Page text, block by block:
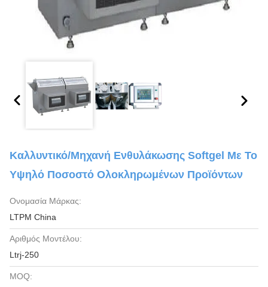
Καλλυντικό/μηχανή Ενθυλάκωσης Softgel Με Το
Υψηλό Ποσοστό Ολοκληρωμένων Προϊόντων
Ονομασία Μάρκας:
LTPM China
Αριθμός Μοντέλου:
Ltrj-250
MOQ: